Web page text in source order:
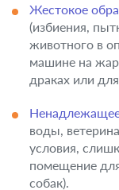
Жестокое
(избиения,
животного в
машине на
драках или
воды,
условия,
помещение
собак).